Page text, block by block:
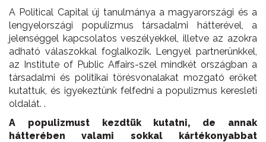
A Political Capital új tanulmánya a magyarországi és a
lengyelországi populizmus társadalmi hátterével, a
jelenséggel kapcsolatos veszélyekkel, illetve az azokra
adható válaszokkal foglalkozik. Lengyel partnerünkkel,
az Institute of Public Affairs-szel mindkét országban a
társadalmi és politikai törésvonalakat mozgató erőket
kutattuk, és igyekeztünk felfedni a populizmus keresleti
oldalát. .
A populizmust kezdtük kutatni, de annak
hátterében valami sokkal kártékonyabbat